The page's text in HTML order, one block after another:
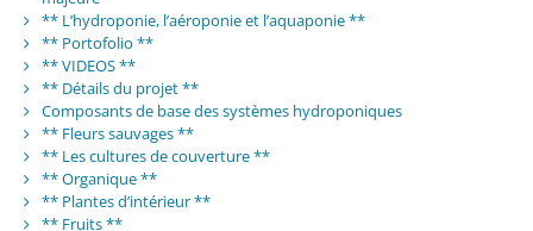
** L’hydroponie, l’aéroponie et l’aquaponie **
** Portofolio **
** VIDEOS **
** Détails du projet **
Composants de base des systèmes hydroponiques
** Fleurs sauvages **
** Les cultures de couverture **
** Organique **
** Plantes d’intérieur **
** Fruits **